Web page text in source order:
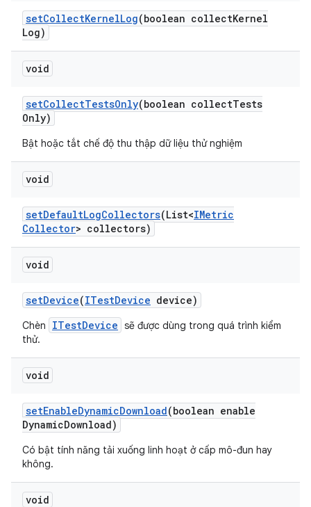
setCollectKernelLog(boolean collectKernel
Log)
void
setCollectTestsOnly(boolean collectTests
Only)
Bật hoặc tắt chế độ thu thập dữ liệu thử nghiệm
void
setDefaultLogCollectors(List<IMetric
Collector> collectors)
void
setDevice(ITestDevice device)
Chèn ITestDevice sẽ được dùng trong quá trình kiểm
thử.
void
setEnableDynamicDownload(boolean enable
DynamicDownload)
Có bật tính năng tải xuống linh hoạt ở cấp mô-đun hay
không.
void